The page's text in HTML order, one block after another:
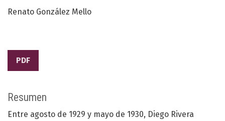
Renato González Mello
PDF
Resumen
Entre agosto de 1929 y mayo de 1930, Diego Rivera